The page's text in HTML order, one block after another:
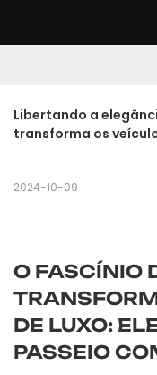
Libertando a
transforma os
2024-10-09
O FASCÍNIO
DE LUXO:
PASSEIO